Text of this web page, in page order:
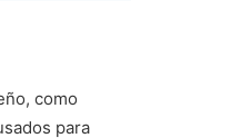
como
para